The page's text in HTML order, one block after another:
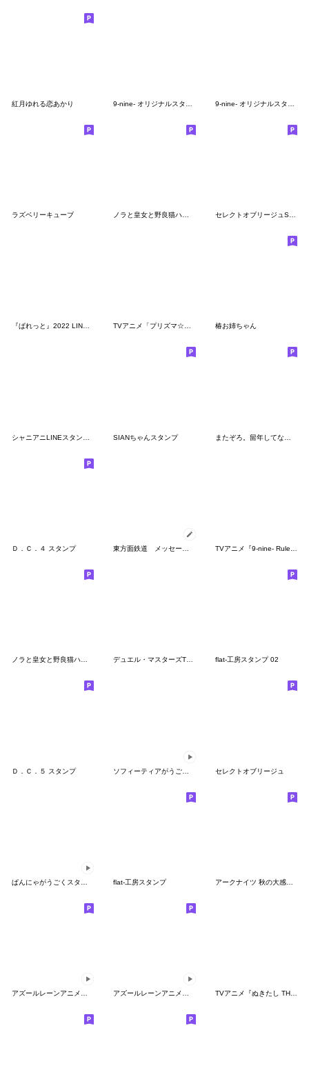
紅月ゆれる恋あかり
ラズベリーキューブ セレクトオブリージュSDスタンプ
『ぱれっと』2022 LINEスタンプ TVアニメ「プリズマ☆イリヤ」シリーズ 椿お姉ちゃん
SIANちゃんスタンプ
Ｄ．Ｃ．４ スタンプ
ノラと皇女と野良猫ハート SD描き下ろし デュエル・マスターズTCG 第2弾 flat-工房スタンプ 02
Ｄ．Ｃ．５ スタンプ セレクトオブリージュ
flat-工房スタンプ アークナイツ 秋の大感謝祭2023
アズールレーンアニメションスタンプVol.3 アズールレーンアニメションスタンプVol.2 TVアニメ『ぬきたし THE ANIMATION』第3弾